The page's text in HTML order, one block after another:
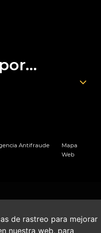
de rastreo para mejorar
nuestra web, para
Antifraude
Mapa
Web